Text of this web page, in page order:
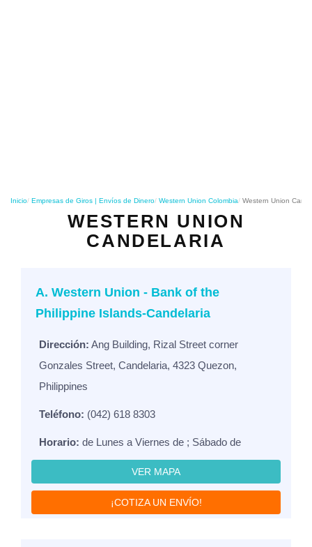
Inicio Empresas de Giros | Envíos de Dinero Western Union Colombia Western Union
WESTERN UNION
CANDELARIA
A. Western Union - Bank of the
Philippine Islands-Candelaria
Dirección: Ang Building, Rizal Street corner
Gonzales Street, Candelaria, 4323 Quezon,
Philippines
Teléfono: (042) 618 8303
Horario: de Lunes a Viernes de ; Sábado de
VER MAPA
¡COTIZA UN ENVÍO!